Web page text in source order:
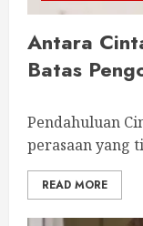
Antara
Batas
Pendahuluan
perasaan yang
READ MORE